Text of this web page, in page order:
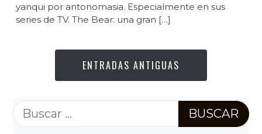
yanqui por antonomasia. Especialmente en sus
series de TV. The Bear: una gran […]
ENTRADAS ANTIGUAS
Buscar: